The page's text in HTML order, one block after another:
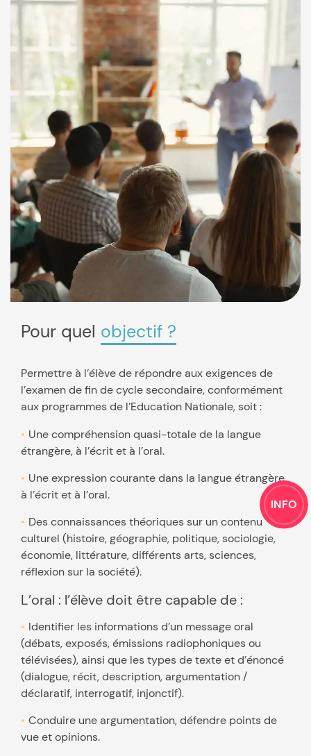
Pour quel objectif ?
Permettre à l’élève de répondre aux exigences de
l’examen de fin de cycle secondaire, conformément
aux programmes de l’Education Nationale, soit :
Une compréhension quasi-totale de la langue
étrangère, à l’écrit et à l’oral.
Une expression courante dans la langue étrangère,
à l’écrit et à l’oral.
Des connaissances théoriques sur un contenu
culturel (histoire, géographie, politique, sociologie,
économie, littérature, différents arts, sciences,
réflexion sur la société).
L’oral : l’élève doit être capable de :
Identifier les informations d’un message oral
(débats, exposés, émissions radiophoniques ou
télévisées), ainsi que les types de texte et d’énoncé
(dialogue, récit, description, argumentation /
déclaratif, interrogatif, injonctif).
Conduire une argumentation, défendre points de
vue et opinions.
INFO